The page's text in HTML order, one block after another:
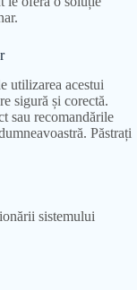
utilizarea acestui
sigură și corectă.
sau recomandările
Păstrați
sistemului